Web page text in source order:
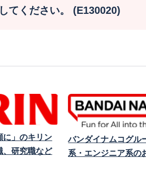
てください。 (E130020)
に」のキリン
、研究職など
バンダイナムコグル
系・エンジニア系の